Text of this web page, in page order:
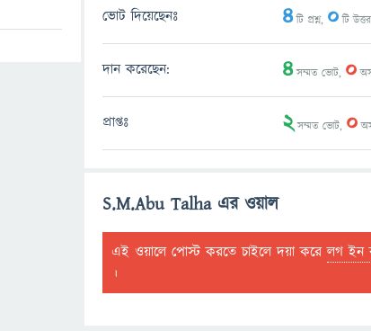
ভোট দিয়েছেনঃ 4টি প্রশ্ন, 0টি উত্তর
দান করেছেন: 4সম্মত ভোট, 0
প্রাপ্তঃ 2সম্মত ভোট, 0
S.M.Abu Talha এর ওয়াল
এই ওয়ালে পোস্ট করতে চাইলে দয়া করেলগ
।